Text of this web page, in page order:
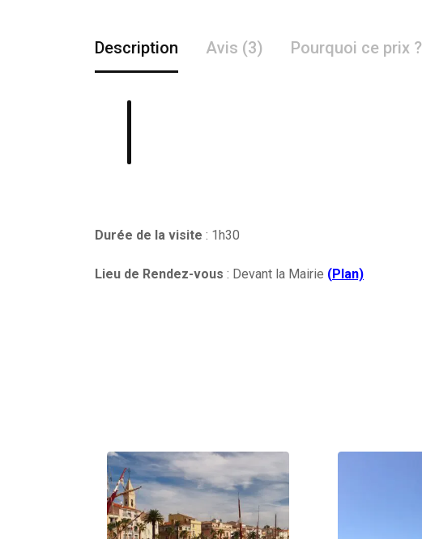
Description Avis (3) Pourquoi ce prix ?
Durée de la visite : 1h30
Lieu de Rendez-vous : Devant la Mairie (Plan)